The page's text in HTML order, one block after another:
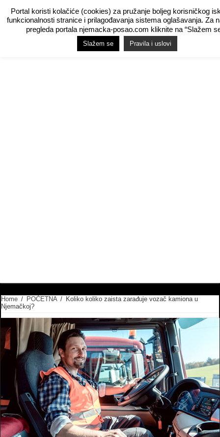
Home / POČETNA / Koliko koliko zaista zarađuje vozač kamiona u
Njemačkoj?
Portal koristi kolačiće (cookies) za pružanje boljeg korisničkog
funkcionalnosti stranice i prilagođavanja sistema oglašavanja. Za
pregleda portala njemacka-posao.com kliknite na “Slažem
Slažem se Pravila i uslovi